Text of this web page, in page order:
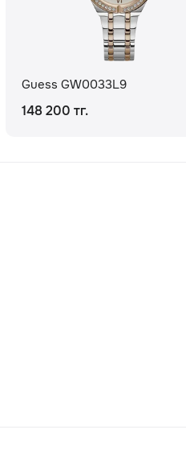
Guess GW0033L9
148 200 тг.